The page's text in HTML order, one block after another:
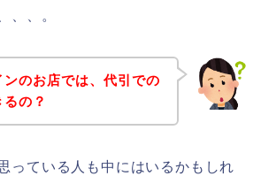
、、。
のお店では、代引での
の？
っている人も中にはいるかもしれ